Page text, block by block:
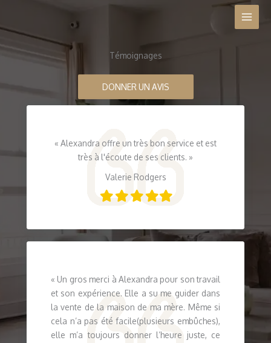
contenu
Témoignages
DONNER UN AVIS
« Alexandra offre un très bon service et est
très à l'écoute de ses clients. »
Valerie Rodgers
Filled
star
Filled
star
Filled
star
Filled
star
Filled
star
« Un gros merci à Alexandra pour son travail
et son expérience. Elle a su me guider dans
la vente de la maison de ma mère. Même si
cela n’a pas été facile(plusieurs embûches),
elle m’a toujours donner l’heure juste, ce